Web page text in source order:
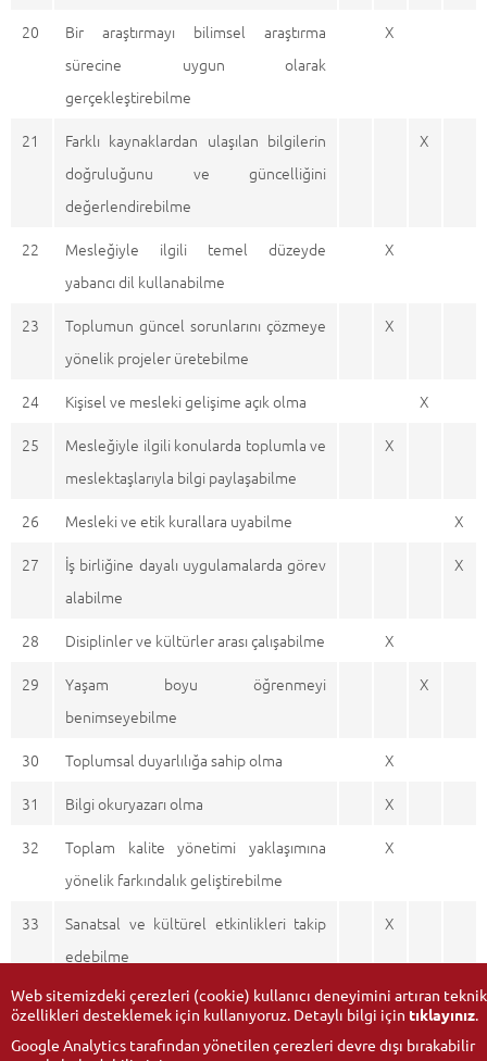
20
Bir araştırmayı bilimsel araştırma
sürecine uygun olarak
gerçekleştirebilme
X
21
Farklı kaynaklardan ulaşılan bilgilerin
doğruluğunu ve güncelliğini
değerlendirebilme
X
22
Mesleğiyle ilgili temel düzeyde
yabancı dil kullanabilme
X
23
Toplumun güncel sorunlarını çözmeye
yönelik projeler üretebilme
X
24 Kişisel ve mesleki gelişime açık olma
X
25
Mesleğiyle ilgili konularda toplumla ve
meslektaşlarıyla bilgi paylaşabilme
X
26 Mesleki ve etik kurallara uyabilme
X
27
İş birliğine dayalı uygulamalarda görev
alabilme
X
28 Disiplinler ve kültürler arası çalışabilme
X
29
Yaşam boyu öğrenmeyi
benimseyebilme
X
30 Toplumsal duyarlılığa sahip olma
X
31
Bilgi okuryazarı olma
X
32
Toplam kalite yönetimi yaklaşımına
yönelik farkındalık geliştirebilme
X
33
Sanatsal ve kültürel etkinlikleri takip
edebilme
X
Web sitemizdeki çerezleri (cookie) kullanıcı deneyimini artıran teknik
özellikleri desteklemek için kullanıyoruz. Detaylı bilgi için tıklayınız.
Google Analytics tarafından yönetilen çerezleri devre dışı bırakabilir